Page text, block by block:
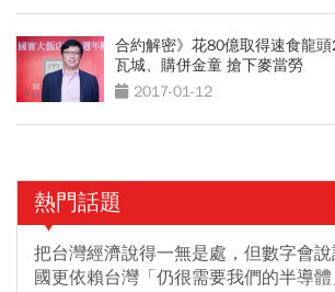
合約解密》花80億取得速食龍
瓦城、購併金童 搶下麥當勞
2017-01-12
熱門話題
把台灣經濟說得一無是處，但數字會
國更依賴台灣「仍很需要我們的半導體